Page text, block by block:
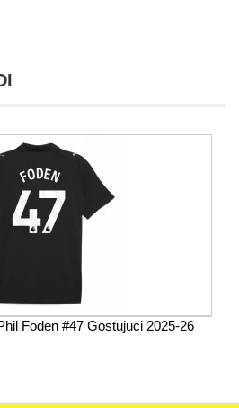
Foden #47 Gostujuci 2025-26